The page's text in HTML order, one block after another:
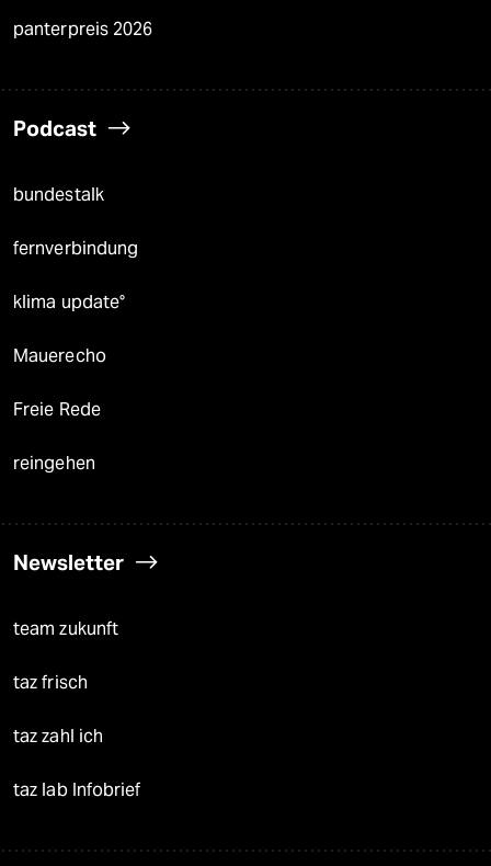
panterpreis 2026
Podcast
bundestalk
fernverbindung
klima update°
Mauerecho
Freie Rede
reingehen
Newsletter
team zukunft
taz frisch
taz zahl ich
taz lab Infobrief